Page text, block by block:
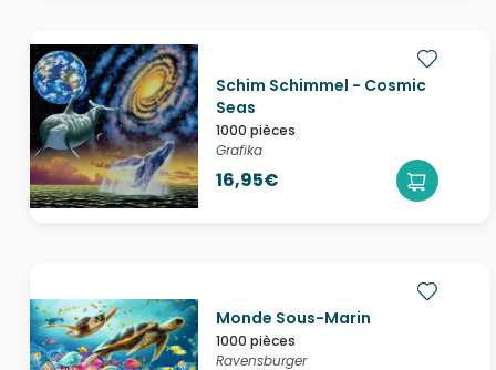
Schim Schimmel - Cosmic
Seas
1000 pièces
Grafika
16,95€
Monde Sous-Marin
1000 pièces
Ravensburger